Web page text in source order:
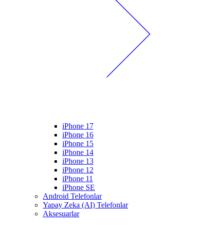
iPhone 17
iPhone 16
iPhone 15
iPhone 14
iPhone 13
iPhone 12
iPhone 11
iPhone SE
Android Telefonlar
Yapay Zeka (AI) Telefonlar
Aksesuarlar